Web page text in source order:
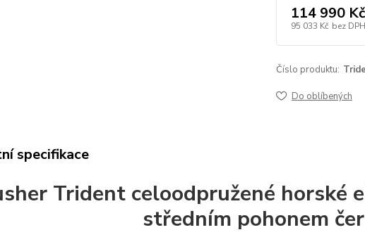
114 990 Kč
95 033 Kč bez DPH
Číslo produktu:
Do oblíbených
specifikace
Trident celoodpružené horské
středním pohonem